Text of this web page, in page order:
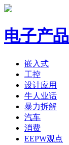
电子产
嵌入式
工控
设计应用
牛人业话
暴力拆解
汽车
消费
EEPW观点